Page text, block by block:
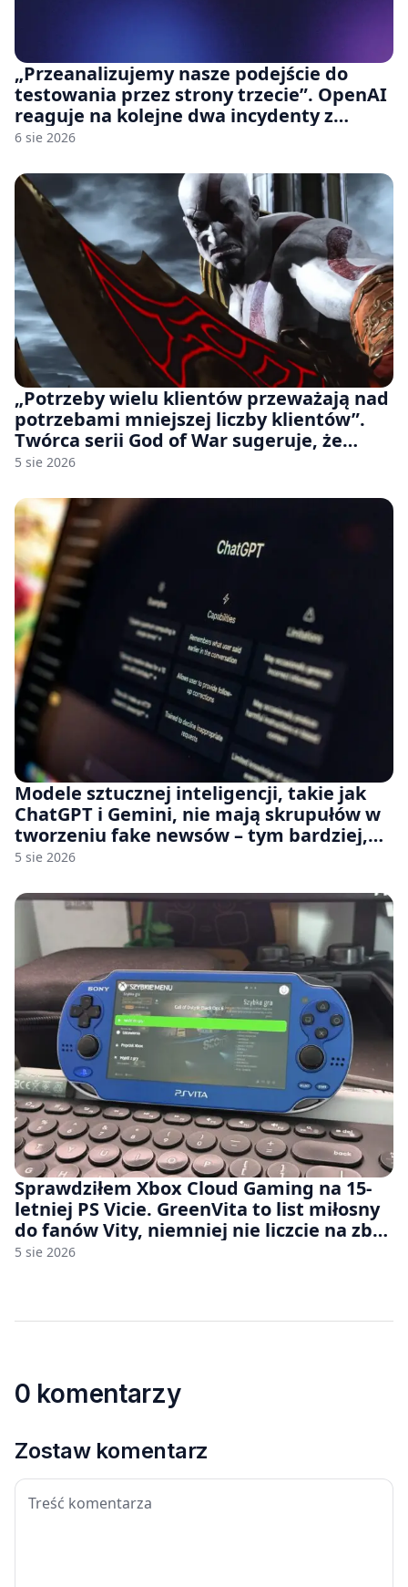
„Przeanalizujemy nasze podejście do
testowania przez strony trzecie”. OpenAI
reaguje na kolejne dwa incydenty z
udziałem autorskich modeli
6 sie 2026
„Potrzeby wielu klientów przeważają nad
potrzebami mniejszej liczby klientów”.
Twórca serii God of War sugeruje, że
rozumie, dlaczego Sony rezygnuje z gier
5 sie 2026
Modele sztucznej inteligencji, takie jak
ChatGPT i Gemini, nie mają skrupułów w
tworzeniu fake newsów – tym bardziej,
jeśli rozmawiasz z nimi po polsku
5 sie 2026
Sprawdziłem Xbox Cloud Gaming na 15-
letniej PS Vicie. GreenVita to list miłosny
do fanów Vity, niemniej nie liczcie na zbyt
wiele [FELIETON]
5 sie 2026
0 komentarzy
Zostaw komentarz